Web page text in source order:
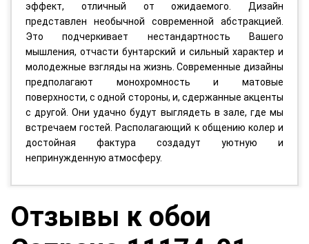
эффект, отличный от ожидаемого. Дизайн
представлен необычной современной абстракцией.
Это подчеркивает нестандартность Вашего
мышления, отчасти бунтарский и сильный характер и
молодежные взгляды на жизнь. Современные дизайны
предполагают монохромность и матовые
поверхности, с одной стороны, и, сдержанные акценты
с другой. Они удачно будут выглядеть в зале, где мы
встречаем гостей. Располагающий к общению колер и
достойная фактура создадут уютную и
непринужденную атмосферу.
Отзывы к обои